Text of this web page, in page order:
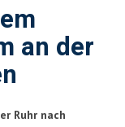
an der
Ruhr nach